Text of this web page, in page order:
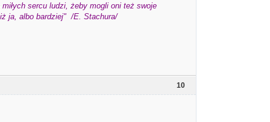
sercu ludzi, żeby mogli oni też swoje
ja, albo bardziej" /E. Stachura/
10